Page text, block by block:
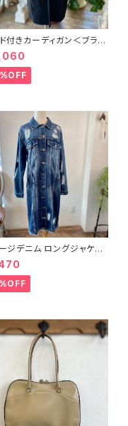
付きカーディガン＜ブラッ
タリア製
ジデニム ロングジャケッ